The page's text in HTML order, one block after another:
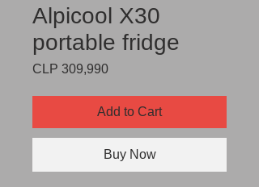
Alpicool X30
portable fridge
CLP 309,990Price
Add to Cart
Buy Now